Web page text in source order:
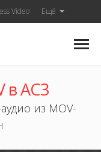
Video Ещё
в AC3
из MOV-